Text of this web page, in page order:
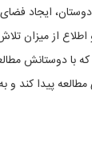
ایجاد
اطلاع از میزان
با دوستانش
مطالعه پیدا کند